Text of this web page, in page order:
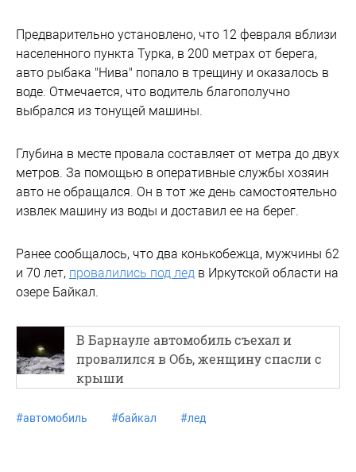
Предварительно установлено, что 12 февраля вблизи
населенного пункта Турка, в 200 метрах от берега,
авто рыбака "Нива" попало в трещину и оказалось в
воде. Отмечается, что водитель благополучно
выбрался из тонущей машины.
Глубина в месте провала составляет от метра до двух
метров. За помощью в оперативные службы хозяин
авто не обращался. Он в тот же день самостоятельно
извлек машину из воды и доставил ее на берег.
Ранее сообщалось, что два конькобежца, мужчины 62
и 70 лет, провалились под лед в Иркутской области на
озере Байкал.
В Барнауле автомобиль съехал и
провалился в Обь, женщину спасли с
крыши
#автомобиль #байкал #лед